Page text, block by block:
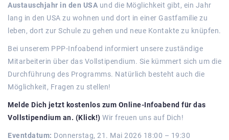
Austauschjahr in den USA und die Möglichkeit gibt, ein Jahr
lang in den USA zu wohnen und dort in einer Gastfamilie zu
leben, dort zur Schule zu gehen und neue Kontakte zu knüpfen.
Bei unserem PPP-Infoabend informiert unsere zuständige
Mitarbeiterin über das Vollstipendium. Sie kümmert sich um die
Durchführung des Programms. Natürlich besteht auch die
Möglichkeit, Fragen zu stellen!
Melde Dich jetzt kostenlos zum Online-Infoabend für das
Vollstipendium an. (Klick!) Wir freuen uns auf Dich!
Eventdatum: Donnerstag, 21. Mai 2026 18:00 – 19:30